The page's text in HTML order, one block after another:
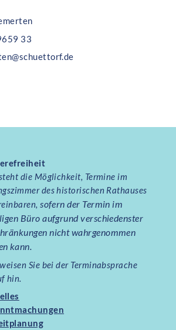
33
die Möglichkeit, Termine im
des historischen Rathauses
sofern der Termin im
Büro aufgrund verschiedenster
nicht wahrgenommen
kann.
Sie bei der Terminabsprache
hin.